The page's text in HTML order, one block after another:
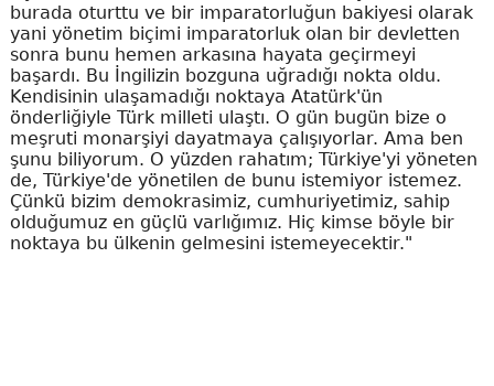
burada oturttu ve bir imparatorluğun bakiyesi olarak
yani yönetim biçimi imparatorluk olan bir devletten
sonra bunu hemen arkasına hayata geçirmeyi
başardı. Bu İngilizin bozguna uğradığı nokta oldu.
Kendisinin ulaşamadığı noktaya Atatürk'ün
önderliğiyle Türk milleti ulaştı. O gün bugün bize o
meşruti monarşiyi dayatmaya çalışıyorlar. Ama ben
şunu biliyorum. O yüzden rahatım; Türkiye'yi yöneten
de, Türkiye'de yönetilen de bunu istemiyor istemez.
Çünkü bizim demokrasimiz, cumhuriyetimiz, sahip
olduğumuz en güçlü varlığımız. Hiç kimse böyle bir
noktaya bu ülkenin gelmesini istemeyecektir."